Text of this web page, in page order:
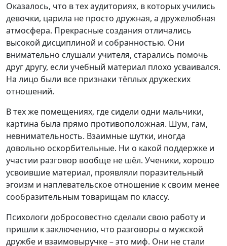
Оказалось, что в тех аудиториях, в которых учились
девочки, царила не просто дружная, а дружелюбная
атмосфера. Прекрасные создания отличались
высокой дисциплиной и собранностью. Они
внимательно слушали учителя, старались помочь
друг другу, если учебный материал плохо усваивался.
На лицо были все признаки тёплых дружеских
отношений.
В тех же помещениях, где сидели одни мальчики,
картина была прямо противоположная. Шум, гам,
невнимательность. Взаимные шутки, иногда
довольно оскорбительные. Ни о какой поддержке и
участии разговор вообще не шёл. Ученики, хорошо
усвоившие материал, проявляли поразительный
эгоизм и наплевательское отношение к своим менее
сообразительным товарищам по классу.
Психологи добросовестно сделали свою работу и
пришли к заключению, что разговоры о мужской
дружбе и взаимовыручке – это миф. Они не стали